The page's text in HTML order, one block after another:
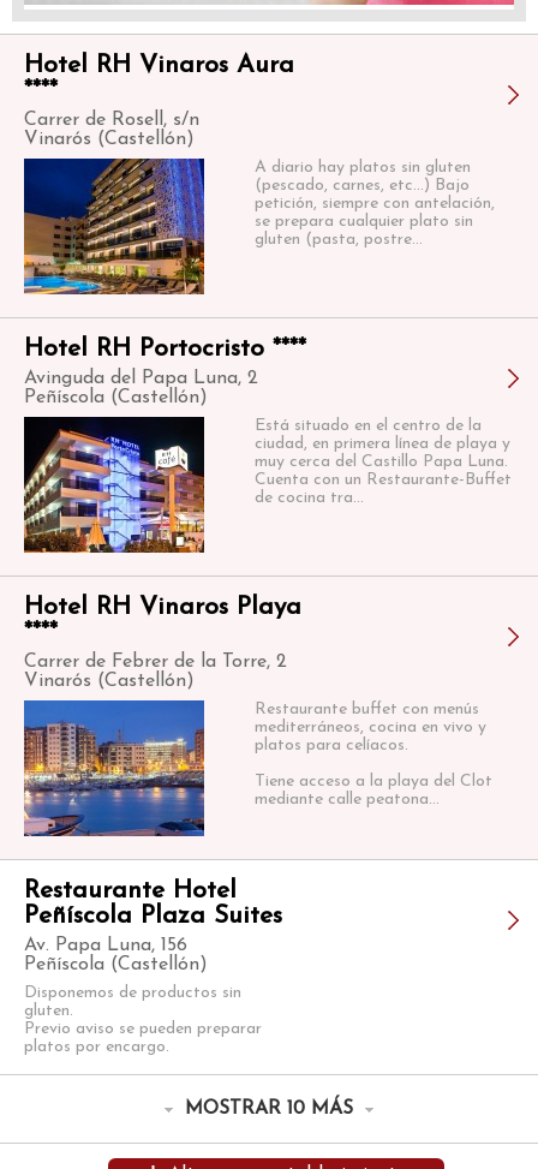
Hotel RH Vinaros Aura
****
Carrer de Rosell, s/n
Vinarós (Castellón)
A diario hay platos sin gluten
(pescado, carnes, etc...) Bajo
petición, siempre con antelación,
se prepara cualquier plato sin
gluten (pasta, postre...
Hotel RH Portocristo ****
Avinguda del Papa Luna, 2
Peñíscola (Castellón)
Está situado en el centro de la
ciudad, en primera línea de playa y
muy cerca del Castillo Papa Luna.
Cuenta con un Restaurante-Buffet
de cocina tra...
Hotel RH Vinaros Playa
****
Carrer de Febrer de la Torre, 2
Vinarós (Castellón)
Restaurante buffet con menús
mediterráneos, cocina en vivo y
platos para celíacos.
Tiene acceso a la playa del Clot
mediante calle peatona...
Restaurante Hotel
Peñíscola Plaza Suites
Av. Papa Luna, 156
Peñíscola (Castellón)
Disponemos de productos sin
gluten.
Previo aviso se pueden preparar
platos por encargo.
MOSTRAR 10 MÁS